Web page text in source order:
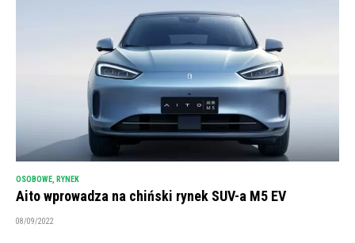
OSOBOWE, RYNEK
Aito wprowadza na chiński rynek SUV-a M5 EV
08/09/2022